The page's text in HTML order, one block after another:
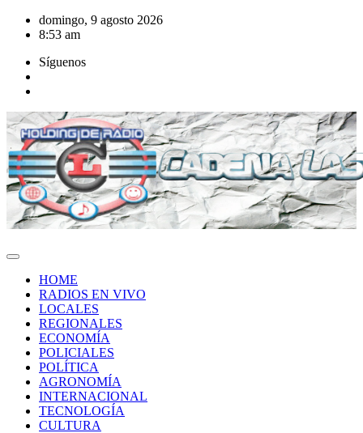
Saltar
domingo, 9 agosto 2026
8:53 am
Síguenos
HOME
RADIOS EN VIVO
LOCALES
REGIONALES
ECONOMÍA
POLICIALES
POLÍTICA
AGRONOMÍA
INTERNACIONAL
TECNOLOGÍA
CULTURA